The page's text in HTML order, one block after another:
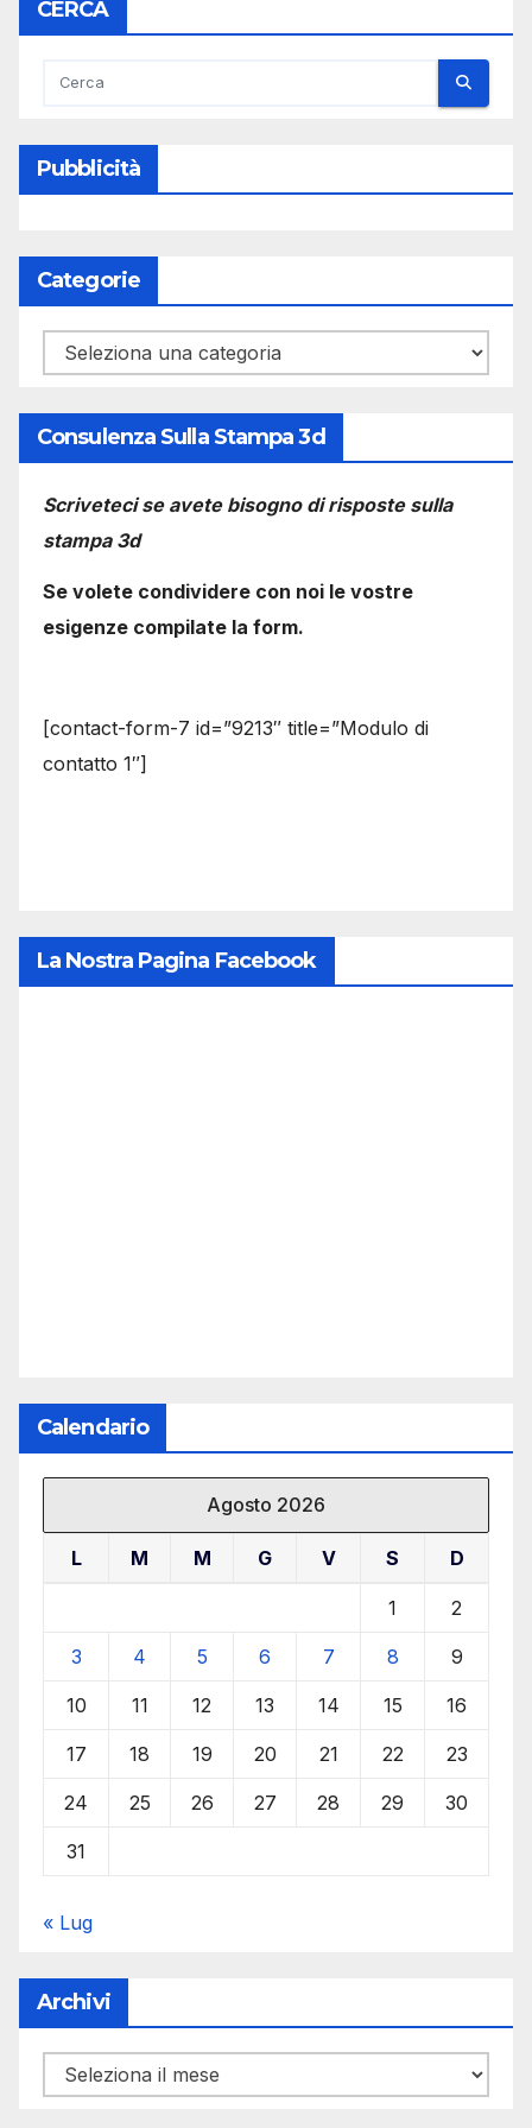
CERCA
Pubblicità
Categorie
Categorie
Consulenza Sulla Stampa 3d
Scriveteci se avete bisogno di risposte sulla
stampa 3d
Se volete condividere con noi le vostre
esigenze compilate la form.
[contact-form-7 id=”9213″ title=”Modulo di
contatto 1″]
La Nostra Pagina Facebook
Calendario
Agosto 2026
L M M G V S D
1 2
3 4 5 6 7 8 9
10 11 12 13 14 15 16
17 18 19 20 21 22 23
24 25 26 27 28 29 30
31
« Lug
Archivi
Archivi